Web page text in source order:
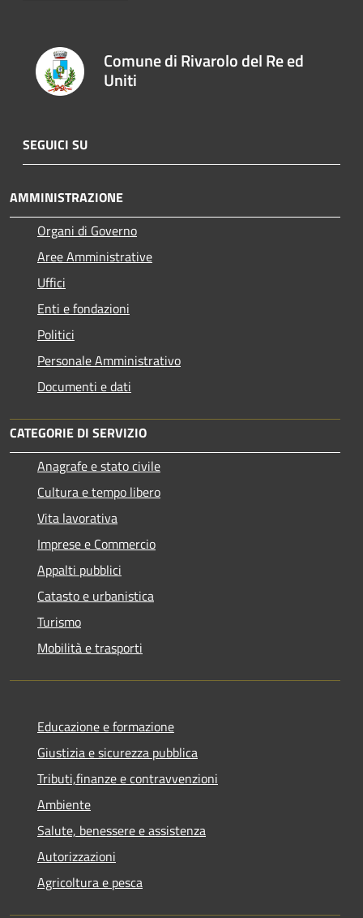
Comune di Rivarolo del Re ed
Uniti
SEGUICI SU
AMMINISTRAZIONE
Organi di Governo
Aree Amministrative
Uffici
Enti e fondazioni
Politici
Personale Amministrativo
Documenti e dati
CATEGORIE DI SERVIZIO
Anagrafe e stato civile
Cultura e tempo libero
Vita lavorativa
Imprese e Commercio
Appalti pubblici
Catasto e urbanistica
Turismo
Mobilità e trasporti
Educazione e formazione
Giustizia e sicurezza pubblica
Tributi,finanze e contravvenzioni
Ambiente
Salute, benessere e assistenza
Autorizzazioni
Agricoltura e pesca